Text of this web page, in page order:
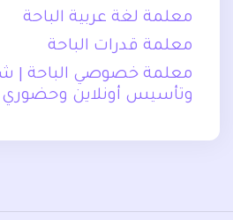
معلمة لغة عربية الباحة
معلمة قدرات الباحة
معلمة خصوصي الباحة
وتأسيس أونلاين وحضوري